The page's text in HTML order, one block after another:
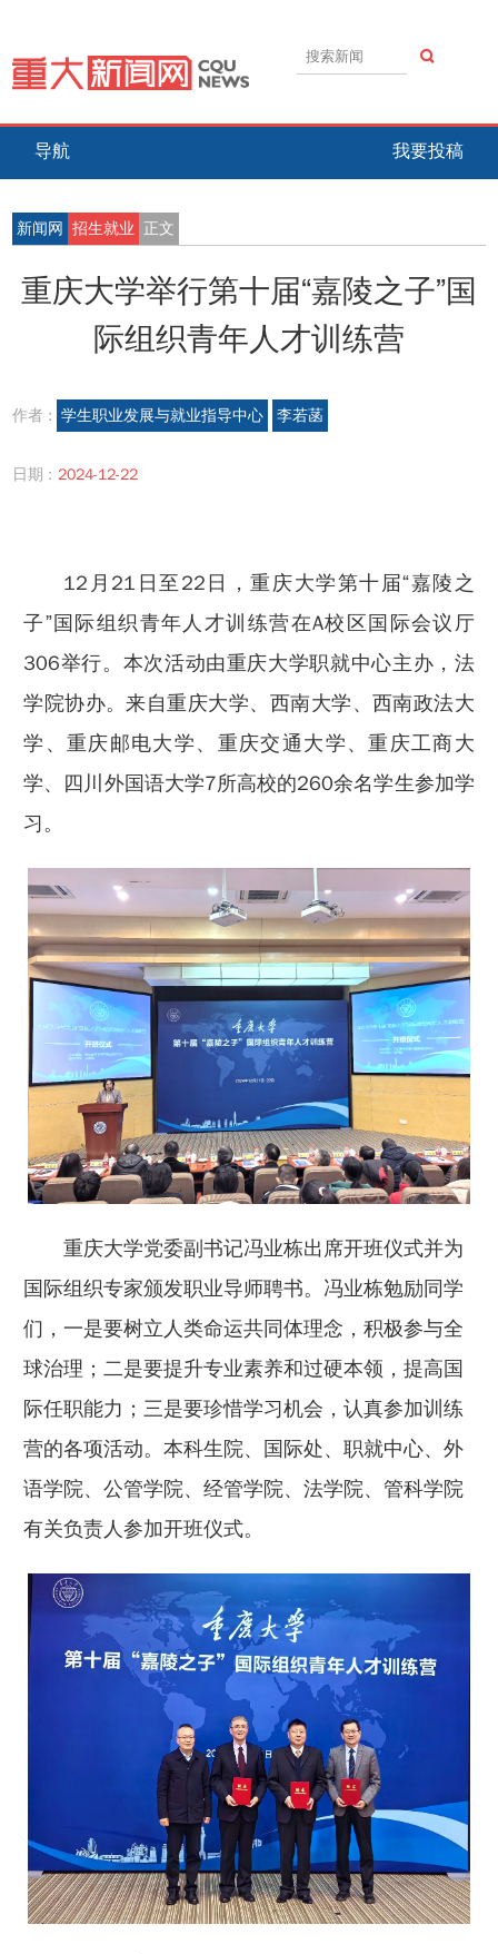
导航 我要投稿
新闻网 招生就业 正文
重庆大学举行第十届“嘉陵之子”国
际组织青年人才训练营
作者 : 学生职业发展与就业指导中心 李若菡
日期 : 2024-12-22
12月21日至22日，重庆大学第十届“嘉陵之
子”国际组织青年人才训练营在A校区国际会议厅
306举行。本次活动由重庆大学职就中心主办，法
学院协办。来自重庆大学、西南大学、西南政法大
学、重庆邮电大学、重庆交通大学、重庆工商大
学、四川外国语大学7所高校的260余名学生参加学
习。
重庆大学党委副书记冯业栋出席开班仪式并为
国际组织专家颁发职业导师聘书。冯业栋勉励同学
们，一是要树立人类命运共同体理念，积极参与全
球治理；二是要提升专业素养和过硬本领，提高国
际任职能力；三是要珍惜学习机会，认真参加训练
营的各项活动。本科生院、国际处、职就中心、外
语学院、公管学院、经管学院、法学院、管科学院
有关负责人参加开班仪式。